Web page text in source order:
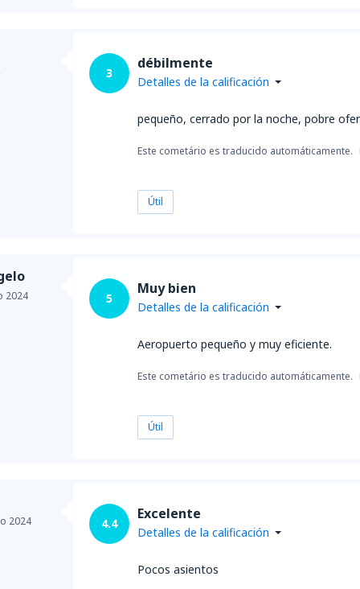
3
débilmente
Detalles de la calificación
pequeño, cerrado por la noche, pobre
Este cometário es traducido automáticamente.
Útil
2024 5
Muy bien
Detalles de la calificación
Aeropuerto pequeño y muy eficiente.
Este cometário es traducido automáticamente.
Útil
2024 4.4
Excelente
Detalles de la calificación
Pocos asientos